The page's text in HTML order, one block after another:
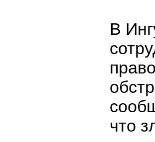
В
что